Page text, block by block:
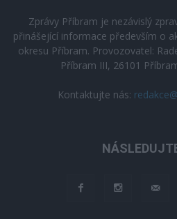
Zprávy Příbram je nezávislý
přinášející informace především o
okresu Příbram. Provozovatel:
Příbram III, 26101
Kontaktujte nás: